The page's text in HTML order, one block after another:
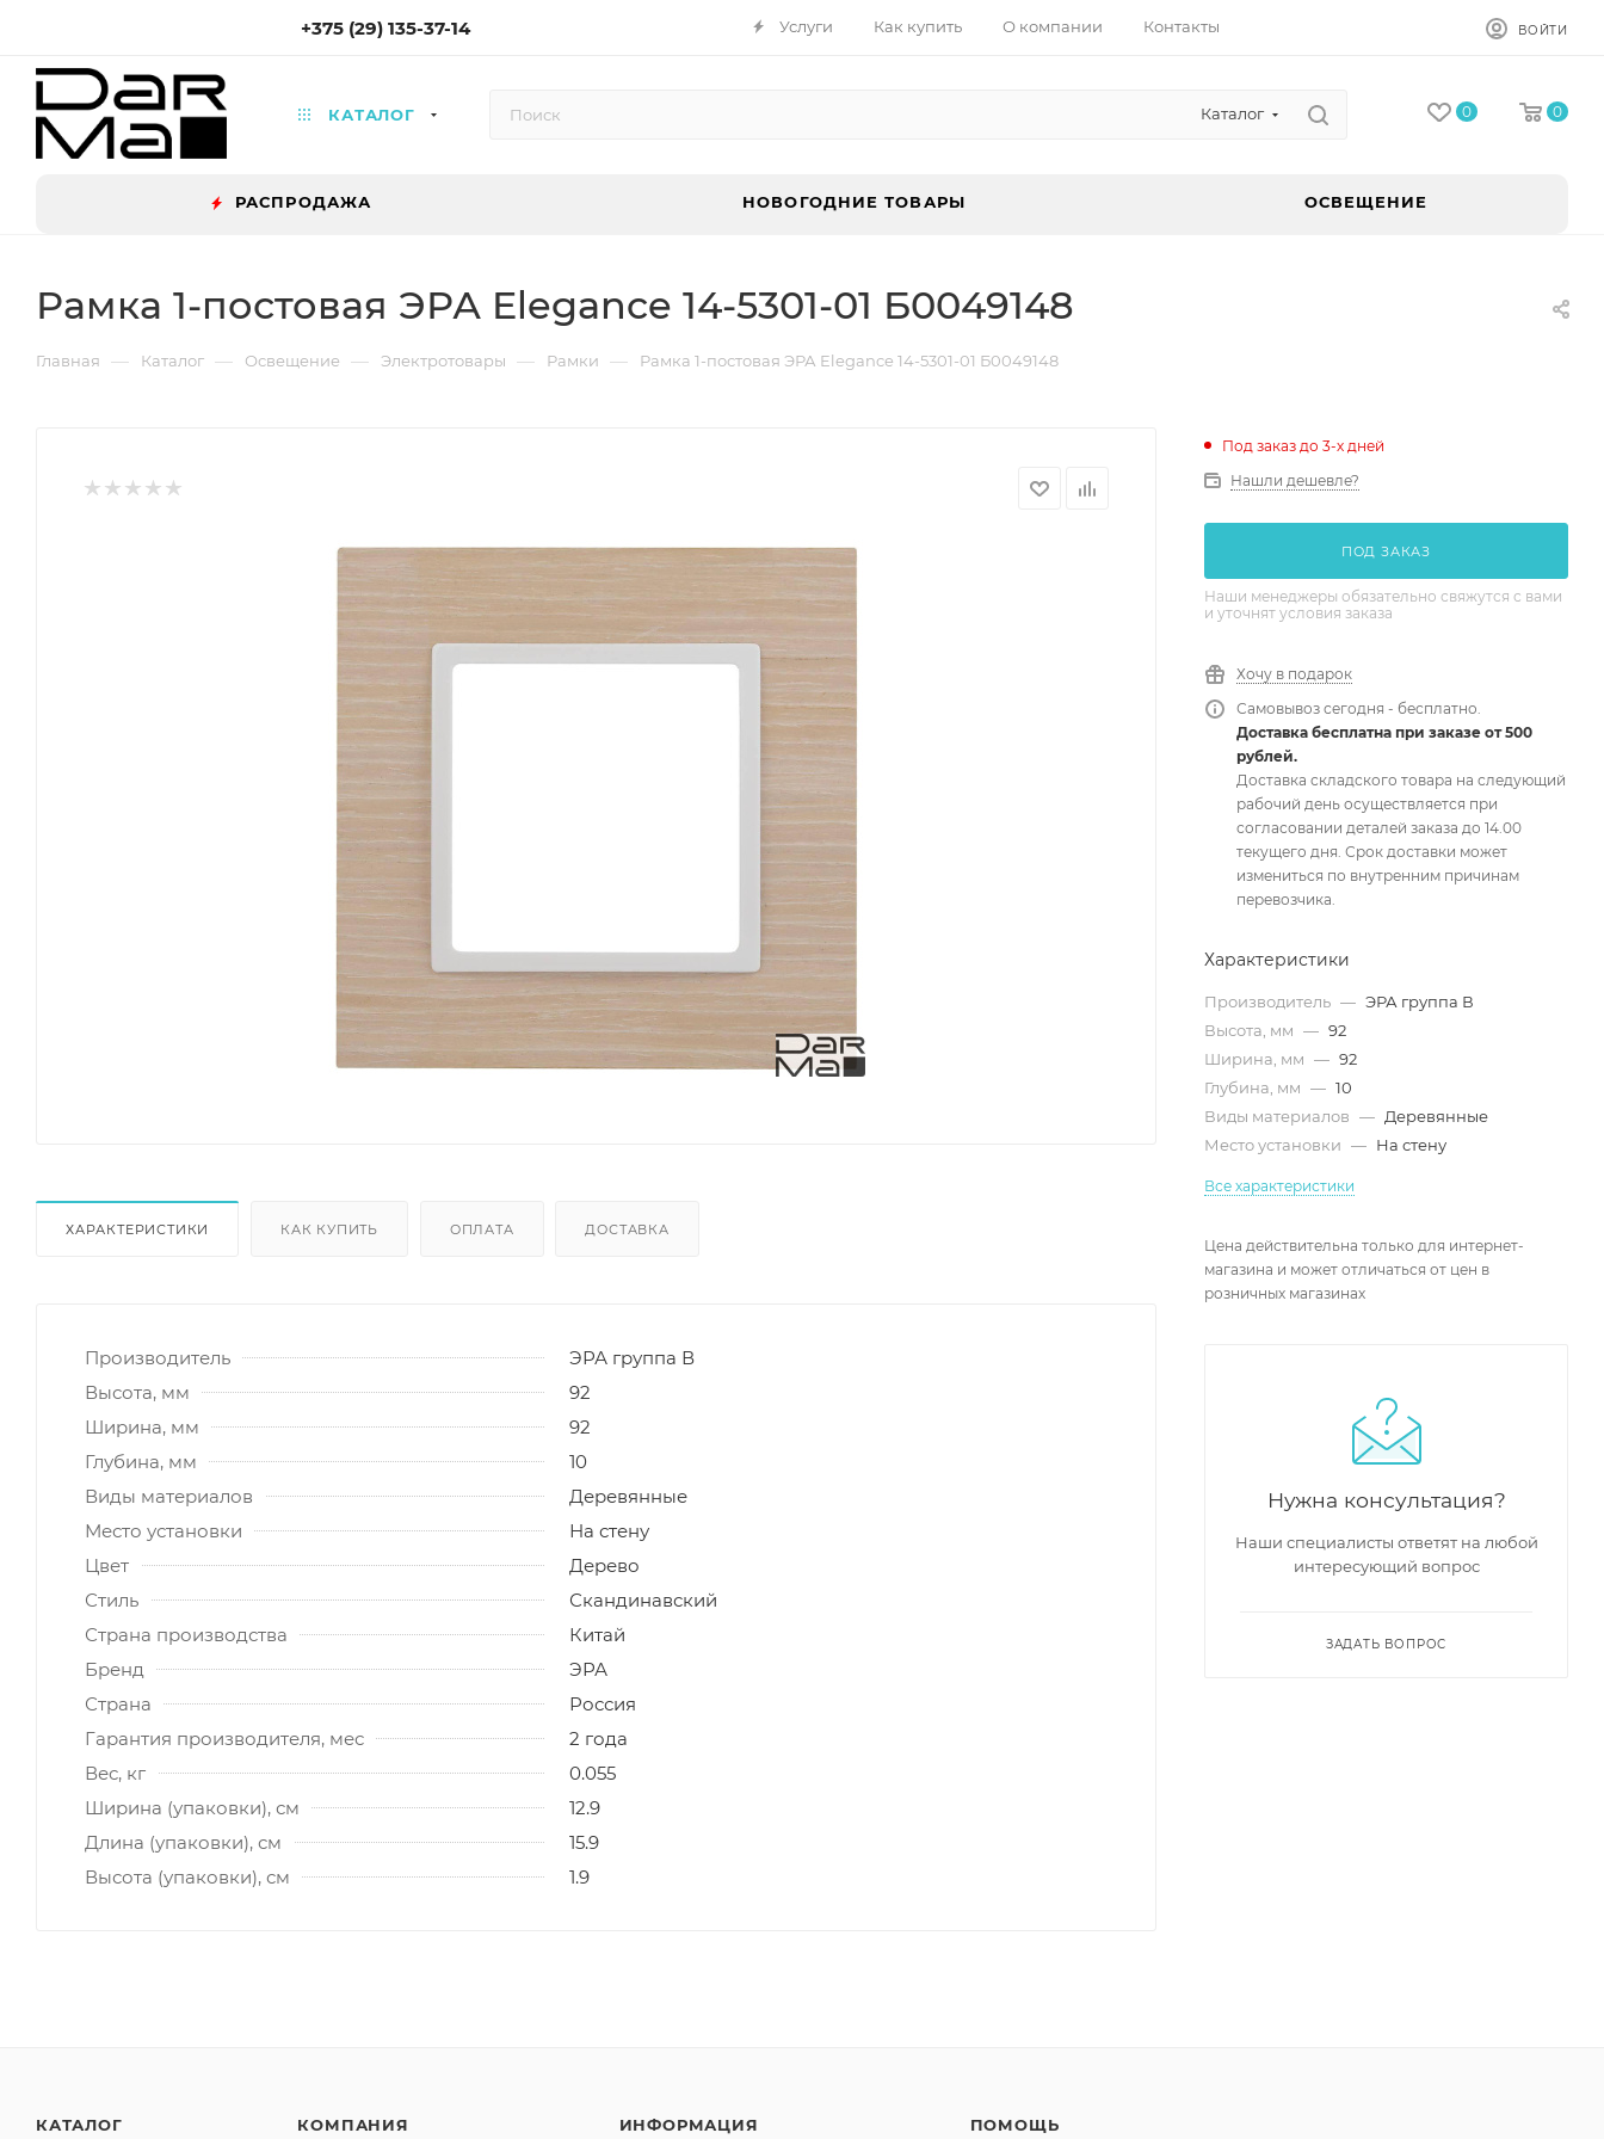
+375 (29) 135-37-14 Услуги Как купить О компании Контакты ВОЙТИ
КАТАЛОГ Каталог 0 0
РАСПРОДАЖА НОВОГОДНИЕ ТОВАРЫ ОСВЕЩЕНИЕ
Рамка 1-постовая ЭРА Elegance 14-5301-01 Б0049148
Главная — Каталог — Освещение — Электротовары — Рамки — Рамка 1-постовая ЭРА Elegance 14-5301-01 Б0049148
ХАРАКТЕРИСТИКИ КАК КУПИТЬ ОПЛАТА ДОСТАВКА
Производитель
ЭРА группа В
Высота, мм
92
Ширина, мм
92
Глубина, мм
10
Виды материалов
Деревянные
Место установки
На стену
Цвет
Дерево
Стиль
Скандинавский
Страна производства
Китай
Бренд
ЭРА
Страна
Россия
Гарантия производителя, мес
2 года
Вес, кг
0.055
Ширина (упаковки), см
12.9
Длина (упаковки), см
15.9
Высота (упаковки), см
1.9
Под заказ до 3-х дней
Нашли дешевле?
ПОД ЗАКАЗ
Наши менеджеры обязательно свяжутся с вами
и уточнят условия заказа
Хочу в подарок
Самовывоз сегодня - бесплатно.
Доставка бесплатна при заказе от 500
рублей.
Доставка складского товара на следующий
рабочий день осуществляется при
согласовании деталей заказа до 14.00
текущего дня. Срок доставки может
измениться по внутренним причинам
перевозчика.
Характеристики
Производитель — ЭРА группа В
Высота, мм — 92
Ширина, мм — 92
Глубина, мм — 10
Виды материалов — Деревянные
Место установки — На стену
Все характеристики
Цена действительна только для интернет-
магазина и может отличаться от цен в
розничных магазинах
Нужна консультация?
Наши специалисты ответят на любой
интересующий вопрос
ЗАДАТЬ ВОПРОС
КАТАЛОГ КОМПАНИЯ ИНФОРМАЦИЯ ПОМОЩЬ